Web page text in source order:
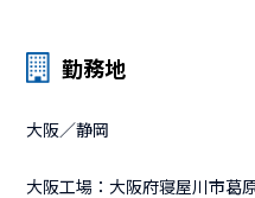
勤務地
大阪／静岡
大阪工場：大阪府寝屋川市葛